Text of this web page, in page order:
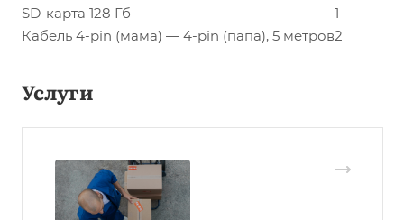
SD-карта 128 Гб
1
Кабель 4-pin (мама) — 4-pin (папа), 5 метров2
Услуги